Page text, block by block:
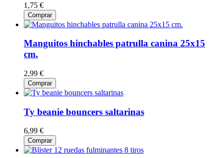
1,75 €
Comprar
Manguitos hinchables patrulla canina 25x15
cm.
2,99 €
Comprar
Ty beanie bouncers saltarinas
6,99 €
Comprar